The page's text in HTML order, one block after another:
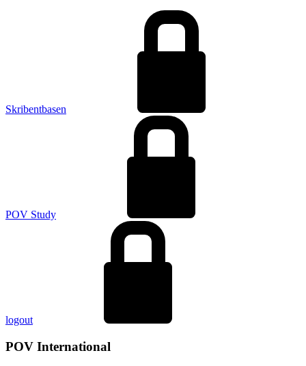
Skribentbasen
POV Study
logout
POV International